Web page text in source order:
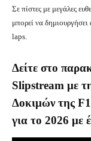
Σε πίστες με μεγάλες
μπορεί να
laps.
Δείτε στο
Slipstream με
Δοκιμών της F1
για το 2026 με